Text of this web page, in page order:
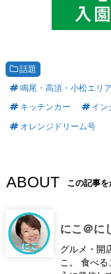
話題
鳴尾・高須・小松エリア
キッチンカー
イン
オレンジドリーム号
ABOUT この記事を
にこ＠に
グルメ・開
こ。 食べる